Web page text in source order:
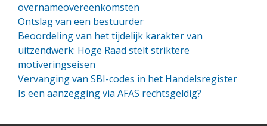
overnameovereenkomsten
Ontslag van een bestuurder
Beoordeling van het tijdelijk karakter van
uitzendwerk: Hoge Raad stelt striktere
motiveringseisen
Vervanging van SBI-codes in het Handelsregister
Is een aanzegging via AFAS rechtsgeldig?